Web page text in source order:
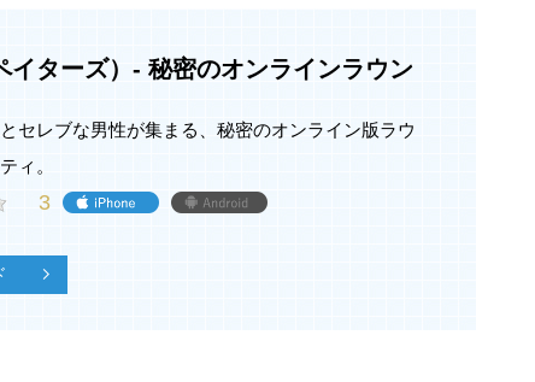
、友達探し、仕事の相談等、様々な目的で活用する
い」機能！
を指定した上でお相手を募集することができる「会
必須化
イターズ）- 秘密のオンラインラウン
セレブな男性が集まる、秘密のオンライン版ラウ
ィ。
3